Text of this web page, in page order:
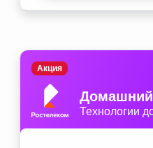
Домашний
Технологии
Акция